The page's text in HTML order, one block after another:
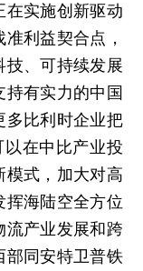
在实施创新驱动
利益契合点，
技、可持续发展
有实力的中国
多比利时企业把
以在中比产业投
模式，加大对高
挥海陆空全方位
流产业发展和跨
部同安特卫普铁